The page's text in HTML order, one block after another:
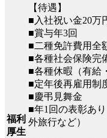
福利
厚生
【待遇】
■入社祝い金20万
■賞与年3回
■二種免許費用全
■各種社会保険完
■各種休暇（有給
■定年後再雇用制
■慶弔見舞金
■年1回の表彰あ
外旅行など）